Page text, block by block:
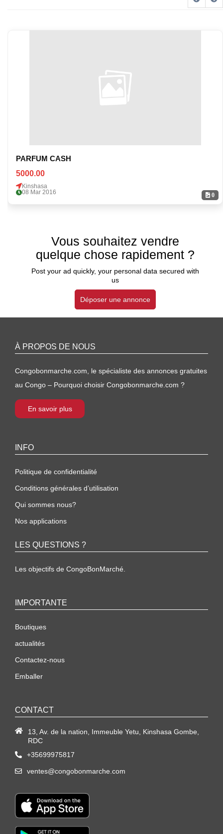
0
PARFUM CASH
5000.00
Kinshasa
08 Mar 2016
Vous souhaitez vendre
quelque chose rapidement ?
Post your ad quickly, your personal data secured with
us
Déposer une annonce
À PROPOS DE NOUS
Congobonmarche.com, le spécialiste des annonces gratuites
au Congo – Pourquoi choisir Congobonmarche.com ?
En savoir plus
INFO
Politique de confidentialité
Conditions générales d’utilisation
Qui sommes nous?
Nos applications
LES QUESTIONS ?
Les objectifs de CongoBonMarché.
IMPORTANTE
Boutiques
actualités
Contactez-nous
Emballer
CONTACT
13, Av. de la nation, Immeuble Yetu, Kinshasa Gombe,
RDC
+35699975817
ventes@congobonmarche.com